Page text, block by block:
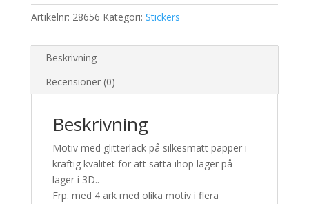
och
nalle,
mängd
Artikelnr: 28656 Kategori: Stickers
Beskrivning
Recensioner (0)
Beskrivning
Motiv med glitterlack på silkesmatt papper i
kraftig kvalitet för att sätta ihop lager på
lager i 3D..
Frp. med 4 ark med olika motiv i flera